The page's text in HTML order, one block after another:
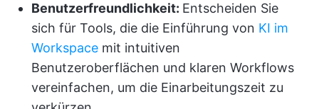
Benutzerfreundlichkeit: Entscheiden Sie
sich für Tools, die die Einführung von KI im
Workspace mit intuitiven
Benutzeroberflächen und klaren Workflows
vereinfachen, um die Einarbeitungszeit zu